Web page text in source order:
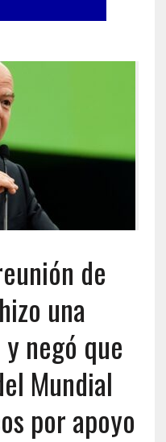
de
una
negó que
Mundial
por apoyo